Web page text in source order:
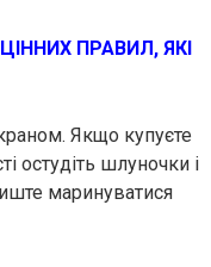
ПРАВИЛ, ЯКI
Якщо купуєте
остудіть шлуночки і
маринуватися